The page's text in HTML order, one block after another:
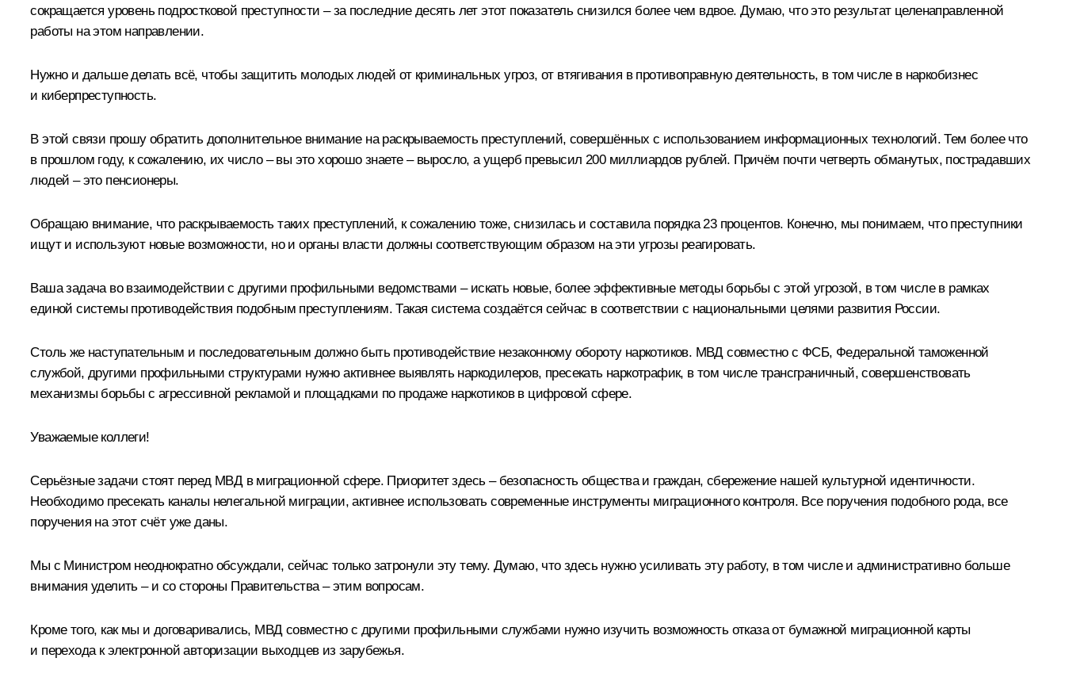
сокращается уровень подростковой преступности – за последние десять лет этот показатель снизился более чем вдвое. Думаю, что это результат целенаправленной
работы на этом направлении.
Нужно и дальше делать всё, чтобы защитить молодых людей от криминальных угроз, от втягивания в противоправную деятельность, в том числе в наркобизнес
и киберпреступность.
В этой связи прошу обратить дополнительное внимание на раскрываемость преступлений, совершённых с использованием информационных технологий. Тем более что
в прошлом году, к сожалению, их число – вы это хорошо знаете – выросло, а ущерб превысил 200 миллиардов рублей. Причём почти четверть обманутых, пострадавших
людей – это пенсионеры.
Обращаю внимание, что раскрываемость таких преступлений, к сожалению тоже, снизилась и составила порядка 23 процентов. Конечно, мы понимаем, что преступники
ищут и используют новые возможности, но и органы власти должны соответствующим образом на эти угрозы реагировать.
Ваша задача во взаимодействии с другими профильными ведомствами – искать новые, более эффективные методы борьбы с этой угрозой, в том числе в рамках
единой системы противодействия подобным преступлениям. Такая система создаётся сейчас в соответствии с национальными целями развития России.
Столь же наступательным и последовательным должно быть противодействие незаконному обороту наркотиков. МВД совместно с ФСБ, Федеральной таможенной
службой, другими профильными структурами нужно активнее выявлять наркодилеров, пресекать наркотрафик, в том числе трансграничный, совершенствовать
механизмы борьбы с агрессивной рекламой и площадками по продаже наркотиков в цифровой сфере.
Уважаемые коллеги!
Серьёзные задачи стоят перед МВД в миграционной сфере. Приоритет здесь – безопасность общества и граждан, сбережение нашей культурной идентичности.
Необходимо пресекать каналы нелегальной миграции, активнее использовать современные инструменты миграционного контроля. Все поручения подобного рода, все
поручения на этот счёт уже даны.
Мы с Министром неоднократно обсуждали, сейчас только затронули эту тему. Думаю, что здесь нужно усиливать эту работу, в том числе и административно больше
внимания уделить – и со стороны Правительства – этим вопросам.
Кроме того, как мы и договаривались, МВД совместно с другими профильными службами нужно изучить возможность отказа от бумажной миграционной карты
и перехода к электронной авторизации выходцев из зарубежья.